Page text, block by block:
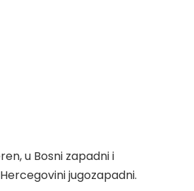
u Bosni zapadni i
jugozapadni.